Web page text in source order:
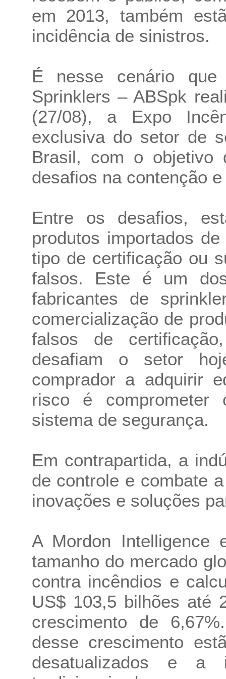
em 2013, também
incidência de sinistros.
É nesse cenário
Sprinklers – ABSpk
(27/08), a Expo
exclusiva do setor de
Brasil, com o objetivo
desafios na contenção
Entre os desafios,
produtos importados
tipo de certificação ou
falsos. Este é um
fabricantes de
comercialização de
falsos de
desafiam o setor
comprador a adquirir
risco é comprometer
sistema de segurança.
Em contrapartida, a
de controle e combate
inovações e soluções
A Mordon Intelligence
tamanho do mercado
contra incêndios e
US$ 103,5 bilhões até
crescimento de
desse crescimento
desatualizados e a